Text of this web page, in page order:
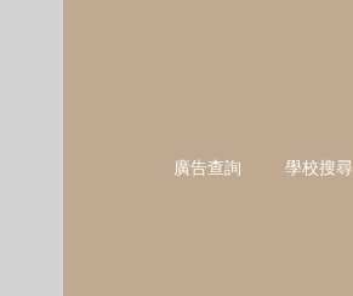
廣告查詢 學校搜尋